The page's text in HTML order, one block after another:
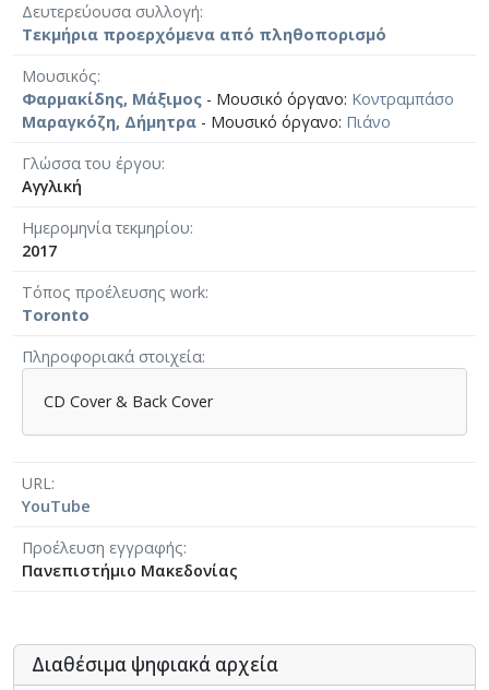
Δευτερεύουσα συλλογή
Τεκμήρια προερχόμενα από πληθοπορισμό
Μουσικός
Φαρμακίδης, Μάξιμος - Μουσικό όργανο: Κοντραμπάσο
Μαραγκόζη, Δήμητρα - Μουσικό όργανο: Πιάνο
Γλώσσα του έργου
Αγγλική
Ημερομηνία τεκμηρίου
2017
Τόπος προέλευσης work
Toronto
Πληροφοριακά στοιχεία
CD Cover & Back Cover
URL
YouTube
Προέλευση εγγραφής
Πανεπιστήμιο Μακεδονίας
Διαθέσιμα ψηφιακά αρχεία